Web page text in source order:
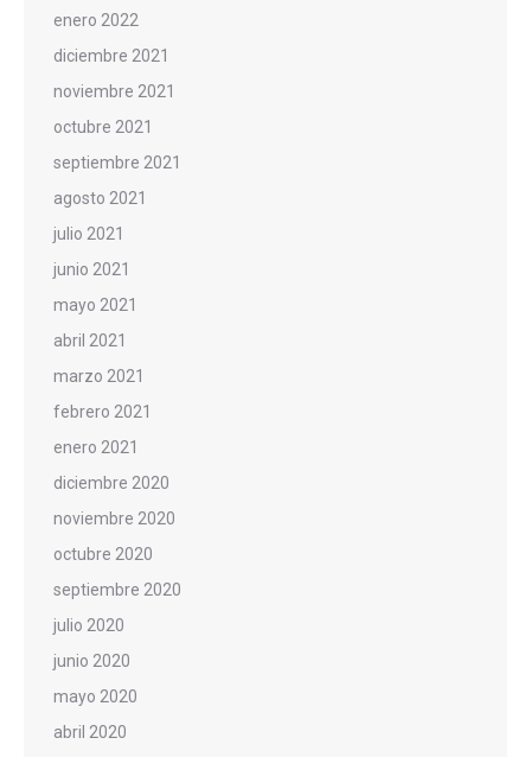
enero 2022
diciembre 2021
noviembre 2021
octubre 2021
septiembre 2021
agosto 2021
julio 2021
junio 2021
mayo 2021
abril 2021
marzo 2021
febrero 2021
enero 2021
diciembre 2020
noviembre 2020
octubre 2020
septiembre 2020
julio 2020
junio 2020
mayo 2020
abril 2020